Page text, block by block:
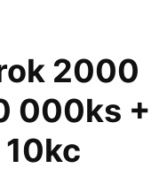
2000
000ks +